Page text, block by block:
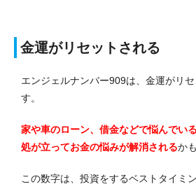
金運がリセットされる
エンジェルナンバー909は、金運がリ
す。
家や車のローン、借金などで悩んでい
処が立ってお金の悩みが解消されるか
この数字は、投資をするベストタイミ